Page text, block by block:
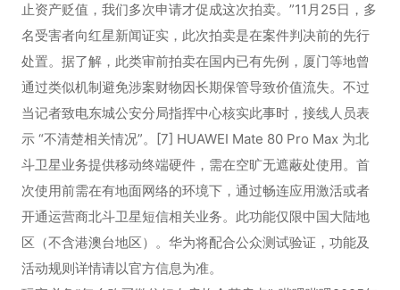
止资产贬值，我们多次申请才促成这次拍卖。”11月25日，多
名受害者向红星新闻证实，此次拍卖是在案件判决前的先行
处置。据了解，此类审前拍卖在国内已有先例，厦门等地曾
通过类似机制避免涉案财物因长期保管导致价值流失。不过
当记者致电东城公安分局指挥中心核实此事时，接线人员表
示 “不清楚相关情况”。[7] HUAWEI Mate 80 Pro Max 为北
斗卫星业务提供移动终端硬件，需在空旷无遮蔽处使用。首
次使用前需在有地面网络的环境下，通过畅连应用激活或者
开通运营商北斗卫星短信相关业务。此功能仅限中国大陆地
区（不含港澳台地区）。华为将配合公众测试验证，功能及
活动规则详情请以官方信息为准。